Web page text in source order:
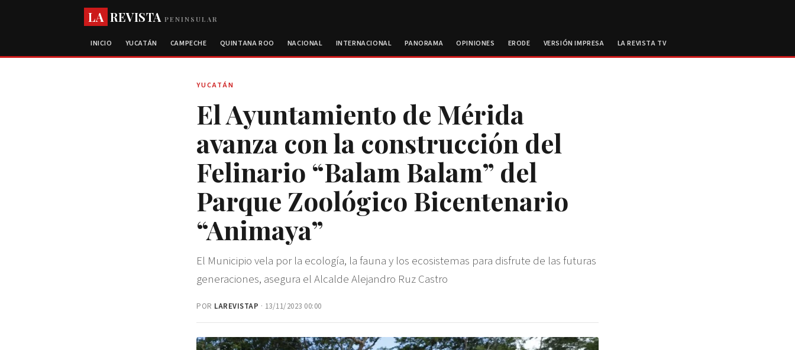
LA REVISTAPENINSULAR
INICIO YUCATÁN CAMPECHE QUINTANA ROO NACIONAL INTERNACIONAL PANORAMA OPINIONES ERODE VERSIÓN IMPRESA LA REVISTA TV
YUCATÁN
El Ayuntamiento de Mérida
avanza con la construcción del
Felinario “Balam Balam” del
Parque Zoológico Bicentenario
“Animaya”
El Municipio vela por la ecología, la fauna y los ecosistemas para disfrute de las futuras
generaciones, asegura el Alcalde Alejandro Ruz Castro
POR LAREVISTAP · 13/11/2023 00:00